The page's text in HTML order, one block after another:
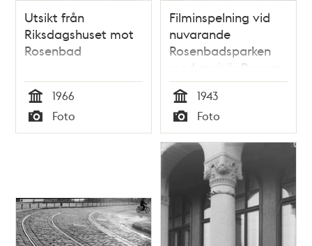
Utsikt från
Riksdagshuset mot
Rosenbad
Tid
1966
Typ
Foto
Filminspelning vid
nuvarande
Rosenbadsparken
med regisör Ragnar
Arvedson och
skådespelar Georg
Rydeberg.
Tid
1943
Typ
Foto